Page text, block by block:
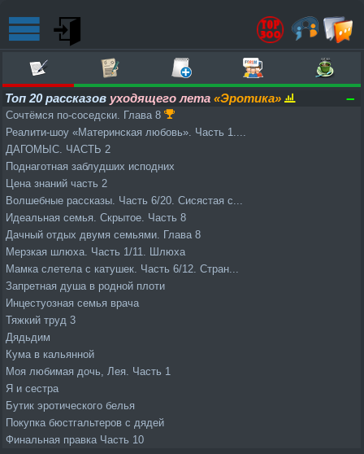
Топ 20 рассказов уходящего лета «Эротика» –
Сочтёмся по-соседски. Глава 8
Реалити-шоу «Материнская любовь». Часть 1....
ДАГОМЫС. ЧАСТЬ 2
Поднаготная заблудших исподних
Цена знаний часть 2
Волшебные рассказы. Часть 6/20. Сисястая с...
Идеальная семья. Скрытое. Часть 8
Дачный отдых двумя семьями. Глава 8
Мерзкая шлюха. Часть 1/11. Шлюха
Мамка слетела с катушек. Часть 6/12. Стран...
Запретная душа в родной плоти
Инцестуозная семья врача
Тяжкий труд 3
Дядьдим
Кума в кальянной
Моя любимая дочь, Лея. Часть 1
Я и сестра
Бутик эротического белья
Покупка бюстгальтеров с дядей
Финальная правка Часть 10